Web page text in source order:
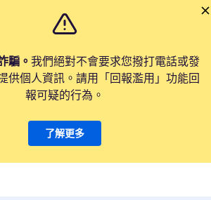
騙。 我們絕對不會要求您撥打電話或發
供個人資訊。請用「回報濫用」功能回
報可疑的行為。
了解更多